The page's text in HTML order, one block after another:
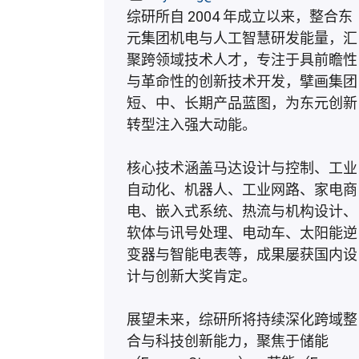
综研所自 2004 年成立以来，整合东
元集团机电与人工智慧研发能量，汇
聚跨领域技术人才，专注于具前瞻性
与革命性的创新技术开发，擘画集团
短、中、长期产品蓝图，为东元创新
转型注入强大动能。
核心技术涵盖马达设计与控制、工业
自动化、机器人、工业网路、家电商
电、嵌入式系统、热流与机构设计、
软体与讯号处理、电动车、太阳能逆
变器与智能电表等，成果屡获国内设
计与创新大奖肯定。
展望未来，综研所将持续深化跨域整
合与科技创新能力，聚焦于储能